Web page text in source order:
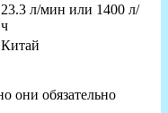
23.3 л/мин или 1400 л/
ч
Китай
они обязательно